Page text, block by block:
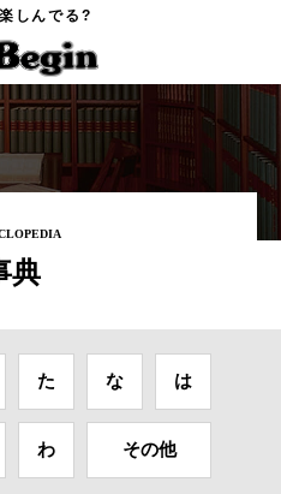
しんでる?
典
た な は
わ その他